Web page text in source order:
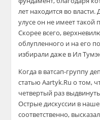
лет находится во
улусе он не имеет такой
Скорее всего,
облупленного и на его
избирали даже в Ил
Когда в ватсап-группу
статью Aartyk.Ru о том,
четвертый раз
Острые дискуссии в
соответственно,